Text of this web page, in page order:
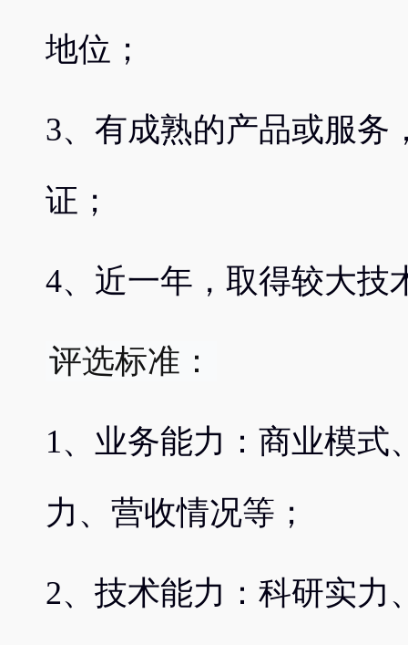
地位；
3、有成熟的产品或服务
证；
4、近一年，取得较大技
评选标准：
1、业务能力：商业模式
力、营收情况等；
2、技术能力：科研实力